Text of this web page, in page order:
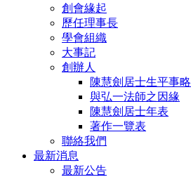
創會緣起
歷任理事長
學會組織
大事記
創辦人
陳慧劍居士生平事略
與弘一法師之因緣
陳慧劍居士年表
著作一覽表
聯絡我們
最新消息
最新公告